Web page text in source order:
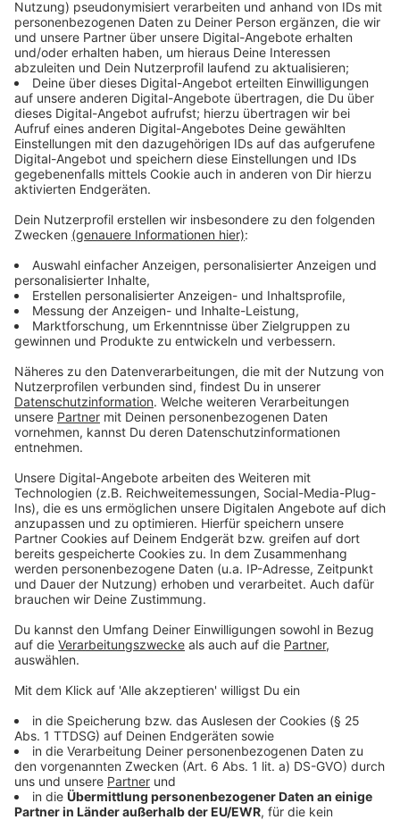
August, jeweils ab 10 Uhr 30 im Garagenhof
Zündhütchenweg.
Anzeige
Das wird gesucht
Anzeige
Damenbekleidung Gr. 36-48, Damen Schuhe 38-41
- Tops, T-Shirts, leichte Blusen, leichte Strickjacken,
Jeansjacken
- Shorts & Bermudas, Jeans, Leggins, Radlerhosen,
Caprihosen
- Kleider, Röcke
- Sneaker, Sandaletten, Sandalen, Ballerinas und
diesmal auch schicke Schuhe mit Absatz
- Handtaschen Rucksäcke, Bauchtaschen
- Schmuck, Haarschmuck, dekorative Kosmetik (bitte
auf Verwendbarkeit achten!), Damenhygieneartikel von
Duschgel über Deo bis hin zu Slipeinlagen und Co.
Herrenbekleidung Gr. 50-64, Herrenschuhe Gr. 40-
- Shorts, Bermudas, Cargos, Jeans
- Sneaker, Sandalen
- Hüte, Caps, Gürtel, Sonnenbrillen